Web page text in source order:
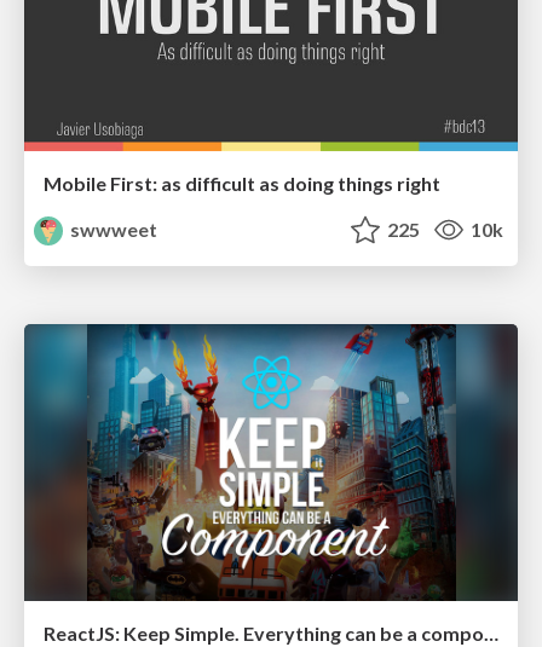
Mobile First: as difficult as doing things right
swwweet
225 10k
ReactJS: Keep Simple. Everything can be a component!